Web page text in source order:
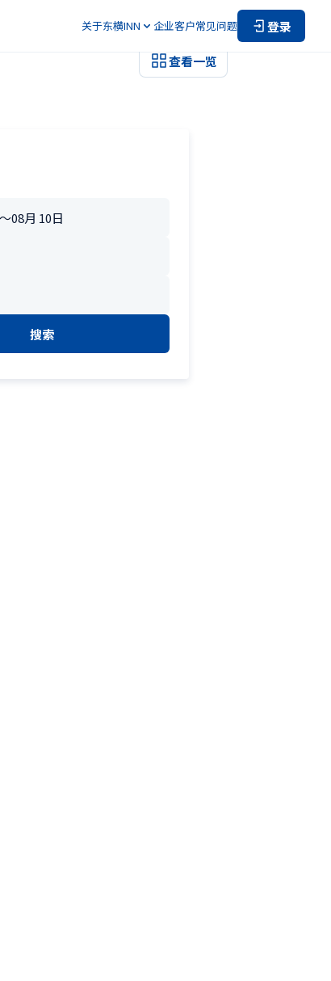
关于东横INN 企业客户常见问题 登录
查看一览
搜索